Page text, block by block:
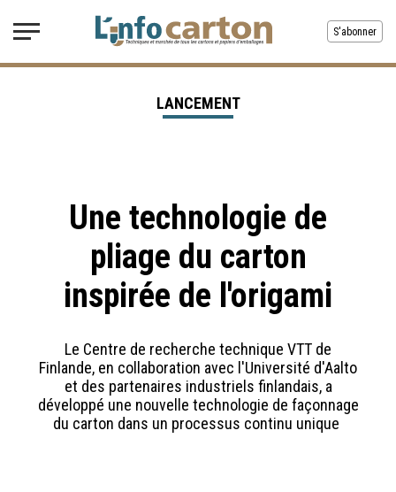
S'abonner
Une technologie de
pliage du carton
inspirée de l'origami
Le Centre de recherche technique VTT de
Finlande, en collaboration avec l'Université d'Aalto
et des partenaires industriels finlandais, a
développé une nouvelle technologie de façonnage
du carton dans un processus continu unique
LANCEMENT